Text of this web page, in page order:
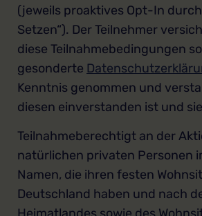
(jeweils proaktives Opt-In
Setzen“). Der Teilnehmer
diese Teilnahmebedingungen
gesonderte
Kenntnis genommen und
diesen einverstanden ist und
Teilnahmeberechtigt an der
natürlichen privaten Personen
Namen, die ihren festen
Deutschland haben und nach